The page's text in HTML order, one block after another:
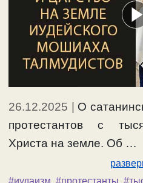
26.12.2025
О
протестантов с
Христа на земле. Об …